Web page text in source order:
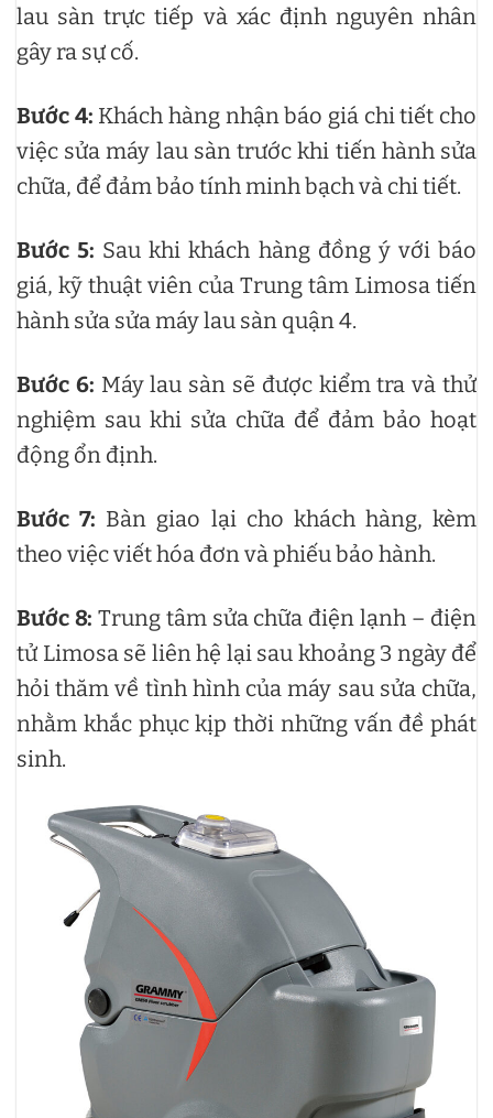
lau sàn trực tiếp và xác định nguyên nhân
gây ra sự cố.
Bước 4: Khách hàng nhận báo giá chi tiết cho
việc sửa máy lau sàn trước khi tiến hành sửa
chữa, để đảm bảo tính minh bạch và chi tiết.
Bước 5: Sau khi khách hàng đồng ý với báo
giá, kỹ thuật viên của Trung tâm Limosa tiến
hành sửa sửa máy lau sàn quận 4.
Bước 6: Máy lau sàn sẽ được kiểm tra và thử
nghiệm sau khi sửa chữa để đảm bảo hoạt
động ổn định.
Bước 7: Bàn giao lại cho khách hàng, kèm
theo việc viết hóa đơn và phiếu bảo hành.
Bước 8: Trung tâm sửa chữa điện lạnh – điện
tử Limosa sẽ liên hệ lại sau khoảng 3 ngày để
hỏi thăm về tình hình của máy sau sửa chữa,
nhằm khắc phục kịp thời những vấn đề phát
sinh.